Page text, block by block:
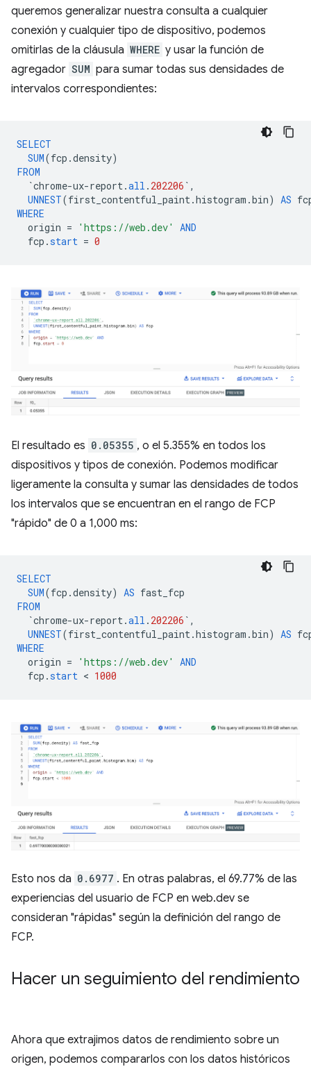
queremos generalizar nuestra consulta a cualquier
conexión y cualquier tipo de dispositivo, podemos
omitirlas de la cláusula WHERE y usar la función de
agregador SUM para sumar todas sus densidades de
intervalos correspondientes:
SELECT
SUM(fcp .density)
FROM
`chrome-ux-report.all . 202206 ` ,
UNNEST(first_contentful_paint.histogram .bin) AS
WHERE
origin = 'https://web.dev'
AND
fcp .start = 0
El resultado es 0.05355 , o el 5.355% en todos los
dispositivos y tipos de conexión. Podemos modificar
ligeramente la consulta y sumar las densidades de todos
los intervalos que se encuentran en el rango de FCP
"rápido" de 0 a 1,000 ms:
SELECT
SUM(fcp .density) AS fast_fcp
FROM
`chrome-ux-report.all . 202206 ` ,
UNNEST(first_contentful_paint.histogram .bin) AS
WHERE
origin = 'https://web.dev'
AND
fcp .start < 1000
Esto nos da 0.6977 . En otras palabras, el 69.77% de las
experiencias del usuario de FCP en web.dev se
consideran "rápidas" según la definición del rango de
FCP.
Hacer un seguimiento del rendimiento
Ahora que extrajimos datos de rendimiento sobre un
origen, podemos compararlos con los datos históricos